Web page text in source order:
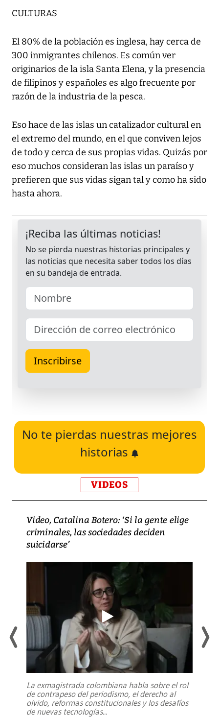
CULTURAS
El 80% de la población es inglesa, hay cerca de
300 inmigrantes chilenos. Es común ver
originarios de la isla Santa Elena, y la presencia
de filipinos y españoles es algo frecuente por
razón de la industria de la pesca.
Eso hace de las islas un catalizador cultural en
el extremo del mundo, en el que conviven lejos
de todo y cerca de sus propias vidas. Quizás por
eso muchos consideran las islas un paraíso y
prefieren que sus vidas sigan tal y como ha sido
hasta ahora.
No te pierdas nuestras mejores
historias
VIDEOS
Video, Catalina Botero: ‘Si la gente elige
criminales, las sociedades deciden
suicidarse’
La exmagistrada colombiana habla sobre el rol
de contrapeso del periodismo, el derecho al
olvido, reformas constitucionales y los desafíos
de nuevas tecnologías...